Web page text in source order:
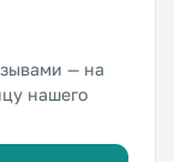
— на
нашего